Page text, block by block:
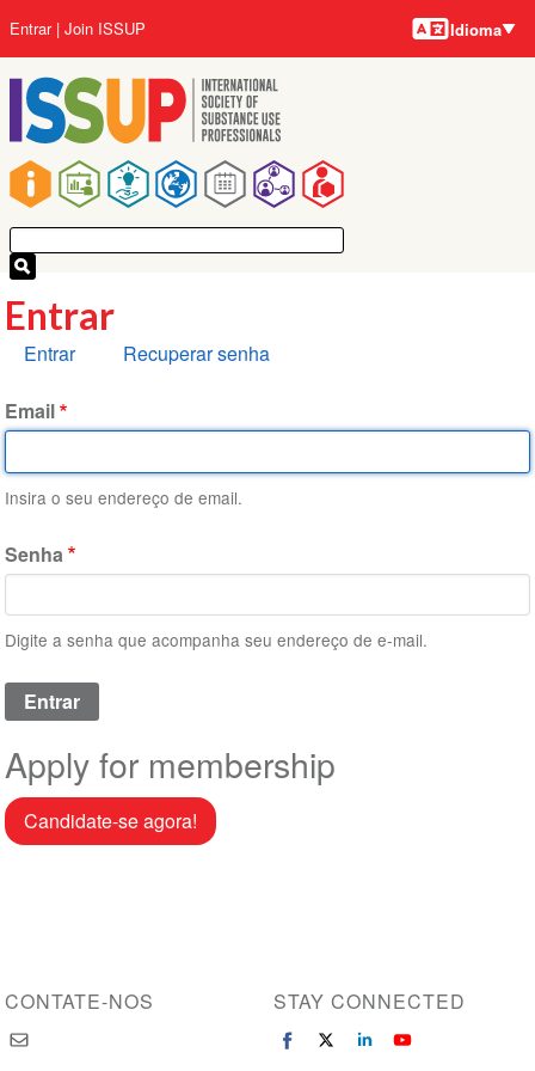
para
o
conteúdo
principal
Navegação
principal
Menu
da
conta
do
usuário
Entrar Join ISSUP Idiomas
Idioma
Entrar
Abas
Entrar Recuperar senha
Email
Insira o seu endereço de email.
Senha
Digite a senha que acompanha seu endereço de e-mail.
Apply for membership
Candidate-se agora!
CONTATE-NOS STAY CONNECTED